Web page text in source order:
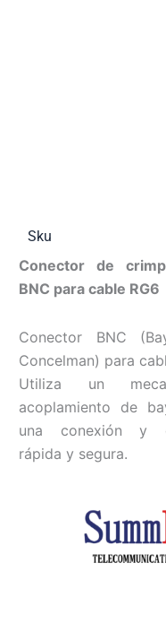
Sku
Conector de
BNC para cable RG6
Conector BNC
Concelman) para
Utiliza un
acoplamiento de
una conexión y
rápida y segura.